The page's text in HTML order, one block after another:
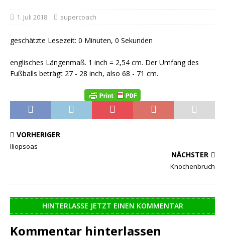
1. Juli 2018 supercoach
geschätzte Lesezeit: 0 Minuten, 0 Sekunden
englisches Längenmaß. 1 inch = 2,54 cm. Der Umfang des
Fußballs beträgt 27 - 28 inch, also 68 - 71 cm.
VORHERIGER
Iliopsoas
NÄCHSTER
Knochenbruch
HINTERLASSE JETZT EINEN KOMMENTAR
Kommentar hinterlassen